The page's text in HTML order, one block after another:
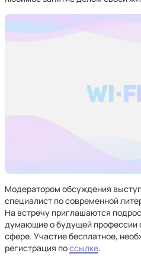
Модератором обсуждения
специалист по современной
На встречу приглашаются
думающие о будущей профессии
сфере. Участие бесплатное,
регистрация поссылке.